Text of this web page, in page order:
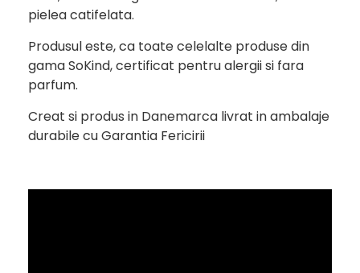
pielea catifelata.
Produsul este, ca toate celelalte produse din
gama SoKind, certificat pentru alergii si fara
parfum.
Creat si produs in Danemarca livrat in ambalaje
durabile cu Garantia Fericirii